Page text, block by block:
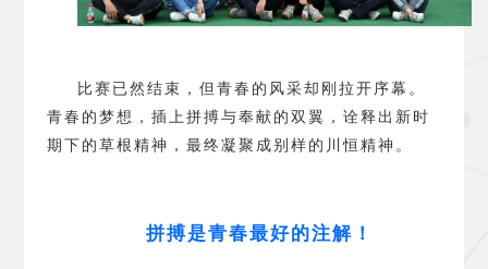
比赛已然结束，但青春的风采却刚拉开序幕。
青春的梦想，插上拼搏与奉献的双翼，诠释出新时
期下的草根精神，最终凝聚成别样的川恒精神。
拼搏是青春最好的注解 ！